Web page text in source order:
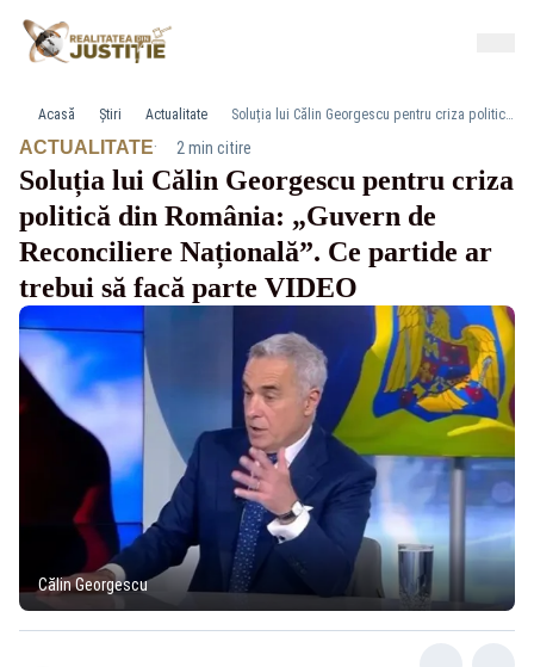
Acasă Știri Actualitate Soluția lui Călin Georgescu pentru criza politică din România: „Guvern de Reconciliere Națională”. Ce partide ar trebui să facă parte VIDEO
ACTUALITATE· 2 min citire
Soluția lui Călin Georgescu pentru criza
politică din România: „Guvern de
Reconciliere Națională”. Ce partide ar
trebui să facă parte VIDEO
Călin Georgescu